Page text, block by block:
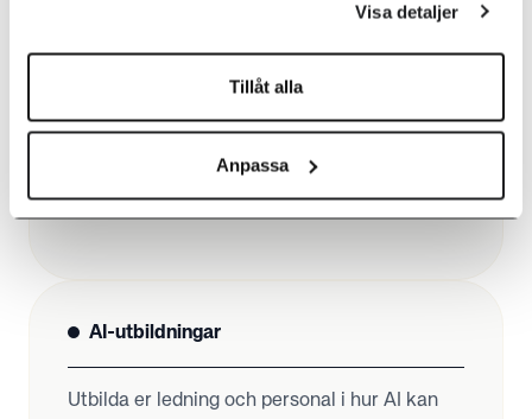
Visa detaljer
Tillåt alla
Anpassa
och de verktyg ni redan använder varje dag i
Microsoft 365. Copilot fungerar som en
assistent inne i Word, Excel, PowerPoint,
VAD ÄR COPILOT?
AI-utbildningar
Utbilda er ledning och personal i hur AI kan